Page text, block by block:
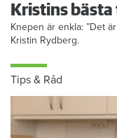
Kristins bästa
Knepen är enkla: ”Det
Kristin Rydberg.
Tips & Råd